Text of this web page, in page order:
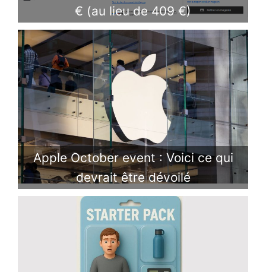
€ (au lieu de 409 €)
Apple October event : Voici ce qui
devrait être dévoilé